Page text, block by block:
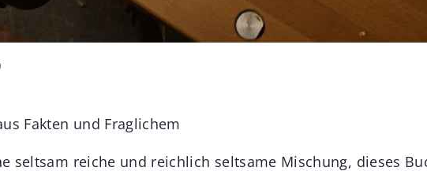
Fakten und Fraglichem
seltsam reiche und reichlich seltsame Mischung, dieses